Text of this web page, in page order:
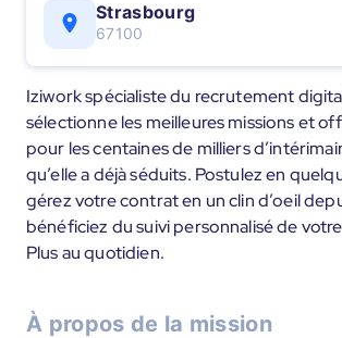
Strasbourg
67100
Iziwork spécialiste du recrutement
sélectionne les meilleures missions et
pour les centaines de milliers
qu’elle a déjà séduits. Postulez en
gérez votre contrat en un clin d’oeil
bénéficiez du suivi personnalisé de
Plus au quotidien.
À propos de la mission